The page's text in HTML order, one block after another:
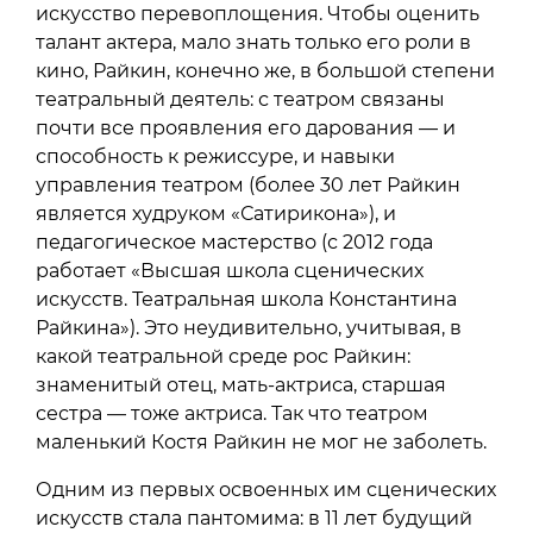
искусство перевоплощения. Чтобы оценить
талант актера, мало знать только его роли в
кино, Райкин, конечно же, в большой степени
театральный деятель: с театром связаны
почти все проявления его дарования — и
способность к режиссуре, и навыки
управления театром (более 30 лет Райкин
является худруком «Сатирикона»), и
педагогическое мастерство (с 2012 года
работает «Высшая школа сценических
искусств. Театральная школа Константина
Райкина»). Это неудивительно, учитывая, в
какой театральной среде рос Райкин:
знаменитый отец, мать-актриса, старшая
сестра — тоже актриса. Так что театром
маленький Костя Райкин не мог не заболеть.
Одним из первых освоенных им сценических
искусств стала пантомима: в 11 лет будущий